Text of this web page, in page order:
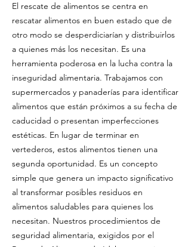
El rescate de alimentos se centra en
rescatar alimentos en buen estado que de
otro modo se desperdiciarían y distribuirlos
a quienes más los necesitan. Es una
herramienta poderosa en la lucha contra la
inseguridad alimentaria. Trabajamos con
supermercados y panaderías para identificar
alimentos que están próximos a su fecha de
caducidad o presentan imperfecciones
estéticas. En lugar de terminar en
vertederos, estos alimentos tienen una
segunda oportunidad. Es un concepto
simple que genera un impacto significativo
al transformar posibles residuos en
alimentos saludables para quienes los
necesitan. Nuestros procedimientos de
seguridad alimentaria, exigidos por el